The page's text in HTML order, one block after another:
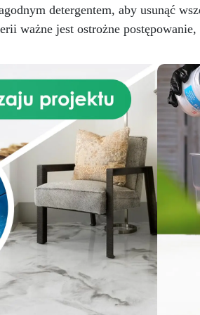
tworząc atmosferę pełną
Wysokiej jakości żywica
go pod względem
zapewniając
powierzchnię odporną na
plamy i ciepło, która
swoje nieskazitelne
przez długi czas. Łatwość
sprawia, że ten zestaw
preferowanym wyborem
zarówno dla miłośników
majsterkowania, jak i
umożliwiając
szybkie i bezproblemowe
Twojej kuchni.
Niezależnie od tego, czy
remontujesz, czy
tylko unowocześniasz swoją
w
detergentem, aby usunąć
ważne jest ostrożne